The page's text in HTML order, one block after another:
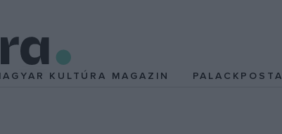
KULTÚRA MAGAZIN PALACKPOSTA